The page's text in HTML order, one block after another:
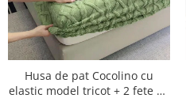
Husa de pat Cocolino cu
elastic model tricot + 2 fete de